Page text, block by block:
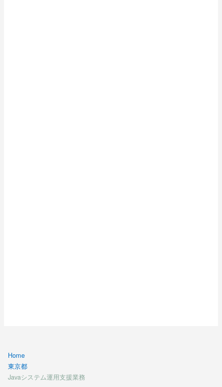
Home
東京都
Javaシステム運用支援業務